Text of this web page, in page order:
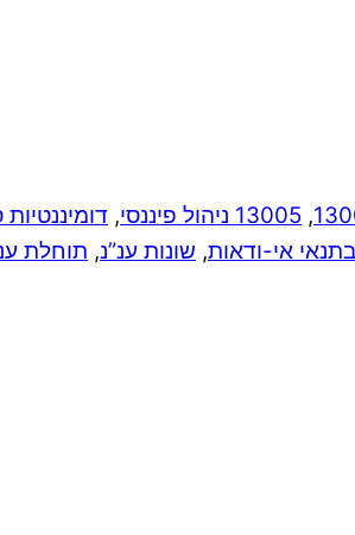
, 13005 ניהול פיננסי ,
אי-ודאות, שונות ענ”נ, תוחלת